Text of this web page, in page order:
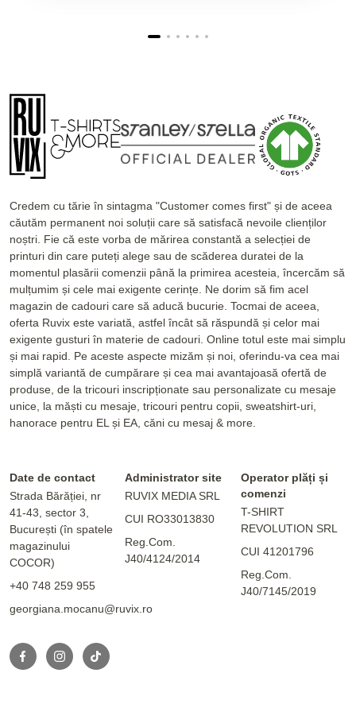
Credem cu tărie în sintagma "Customer comes first" și de aceea
căutăm permanent noi soluții care să satisfacă nevoile clienților
noștri. Fie că este vorba de mărirea constantă a selecției de
printuri din care puteți alege sau de scăderea duratei de la
momentul plasării comenzii până la primirea acesteia, încercăm să
mulțumim și cele mai exigente cerințe. Ne dorim să fim acel
magazin de cadouri care să aducă bucurie. Tocmai de aceea,
oferta Ruvix este variată, astfel încât să răspundă și celor mai
exigente gusturi în materie de cadouri. Online totul este mai simplu
și mai rapid. Pe aceste aspecte mizăm și noi, oferindu-va cea mai
simplă variantă de cumpărare și cea mai avantajoasă ofertă de
produse, de la tricouri inscripționate sau personalizate cu mesaje
unice, la măști cu mesaje, tricouri pentru copii, sweatshirt-uri,
hanorace pentru EL și EA, căni cu mesaj & more.
Date de contact
Strada Bărăției, nr
41-43, sector 3,
București (în spatele
magazinului
COCOR)
+40 748 259 955
georgiana.mocanu@ruvix.ro
Administrator site
RUVIX MEDIA SRL
CUI RO33013830
Reg.Com.
J40/4124/2014
Operator plăți și
comenzi
T-SHIRT
REVOLUTION SRL
CUI 41201796
Reg.Com.
J40/7145/2019